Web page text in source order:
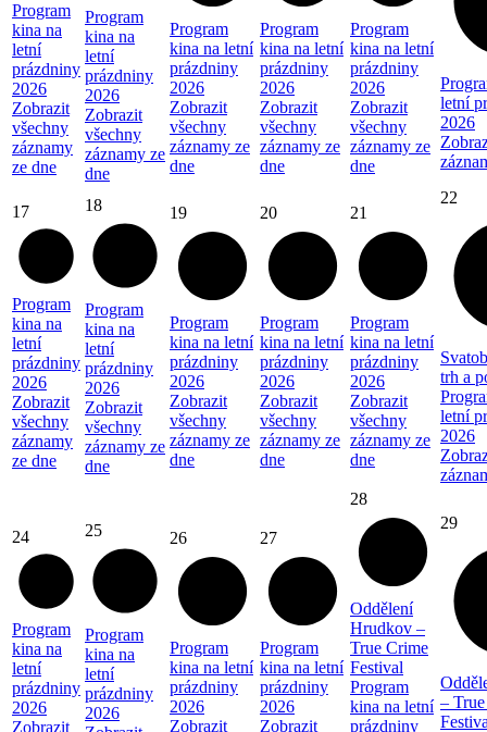
Program
kina na
letní
prázdniny
2026
Zobrazit
všechny
záznamy
ze dne
Program
kina na
letní
prázdniny
2026
Zobrazit
všechny
záznamy ze
dne
Program
kina na letní
prázdniny
2026
Zobrazit
všechny
záznamy ze
dne
Program
kina na letní
prázdniny
2026
Zobrazit
všechny
záznamy ze
dne
Program
kina na letní
prázdniny
2026
Zobrazit
všechny
záznamy ze
dne
letní
2026
17
Program
kina na
letní
prázdniny
2026
Zobrazit
všechny
záznamy
ze dne
18
Program
kina na
letní
prázdniny
2026
Zobrazit
všechny
záznamy ze
dne
19
Program
kina na letní
prázdniny
2026
Zobrazit
všechny
záznamy ze
dne
20
Program
kina na letní
prázdniny
2026
Zobrazit
všechny
záznamy ze
dne
21
Program
kina na letní
prázdniny
2026
Zobrazit
všechny
záznamy ze
dne
22
trh a
letní
2026
24
Program
kina na
letní
prázdniny
2026
Zobrazit
25
Program
kina na
letní
prázdniny
2026
26
Program
kina na letní
prázdniny
2026
Zobrazit
27
Program
kina na letní
prázdniny
2026
Zobrazit
28
Oddělení
Hrudkov –
True Crime
Festival
Program
kina na letní
prázdniny
29
–